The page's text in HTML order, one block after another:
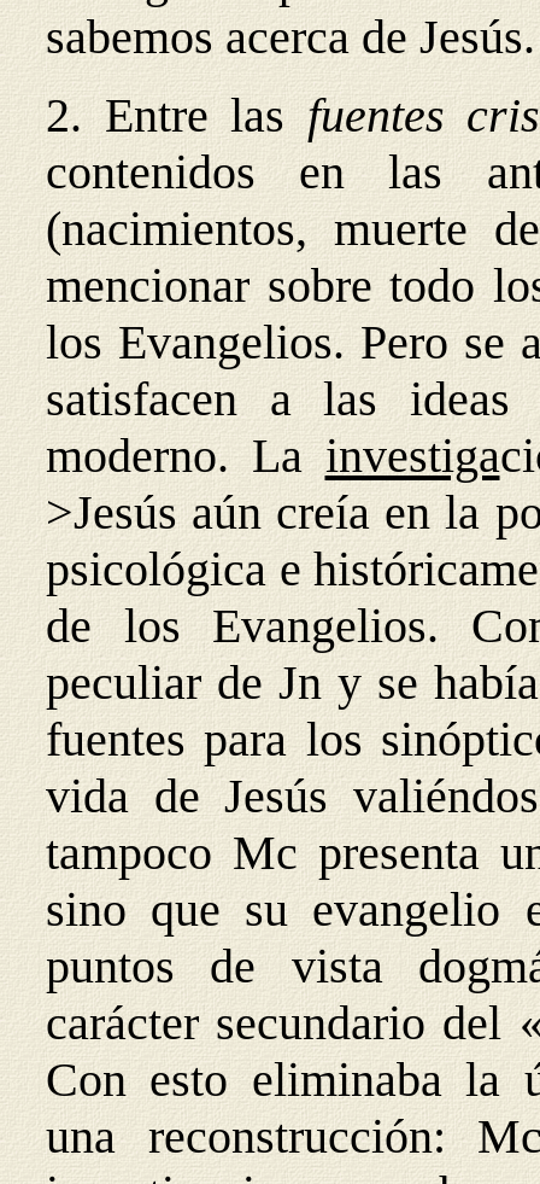
sabemos acerca de Jesús.
2. Entre las fuentes
contenidos en las
(nacimientos, muerte
mencionar sobre todo
los Evangelios. Pero se
satisfacen a las
moderno. Lainvestiga
>Jesús aún creía en la
psicológica e
de los Evangelios.
peculiar de Jn y se
fuentes para los
vida de Jesús
tampoco Mc presenta
sino que su evangelio
puntos de vista
carácter secundario del
Con esto eliminaba la
una reconstrucción: